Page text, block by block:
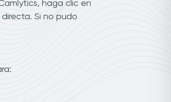
haga clic en
Si no pudo